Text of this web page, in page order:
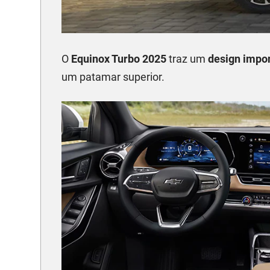
O Equinox Turbo 2025traz um design
um patamar superior.